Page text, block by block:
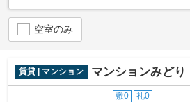
空室のみ
賃貸 | マンション マンションみどり
敷0 礼0